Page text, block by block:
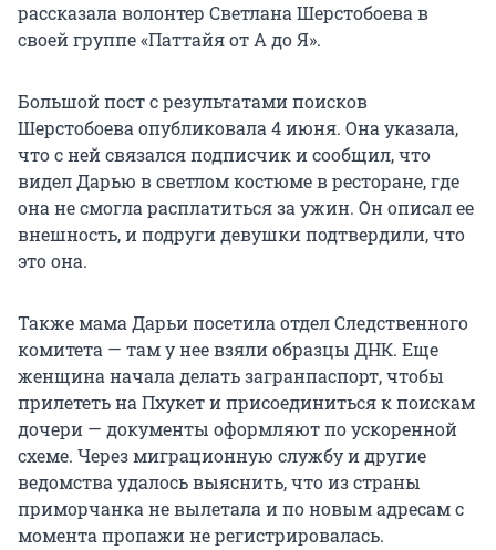
рассказала волонтер Светлана Шерстобоева в
своей группе «Паттайя от А до Я».
Большой пост с результатами поисков
Шерстобоева опубликовала 4 июня. Она указала,
что с ней связался подписчик и сообщил, что
видел Дарью в светлом костюме в ресторане, где
она не смогла расплатиться за ужин. Он описал ее
внешность, и подруги девушки подтвердили, что
это она.
Также мама Дарьи посетила отдел Следственного
комитета — там у нее взяли образцы ДНК. Еще
женщина начала делать загранпаспорт, чтобы
прилететь на Пхукет и присоединиться к поискам
дочери — документы оформляют по ускоренной
схеме. Через миграционную службу и другие
ведомства удалось выяснить, что из страны
приморчанка не вылетала и по новым адресам с
момента пропажи не регистрировалась.